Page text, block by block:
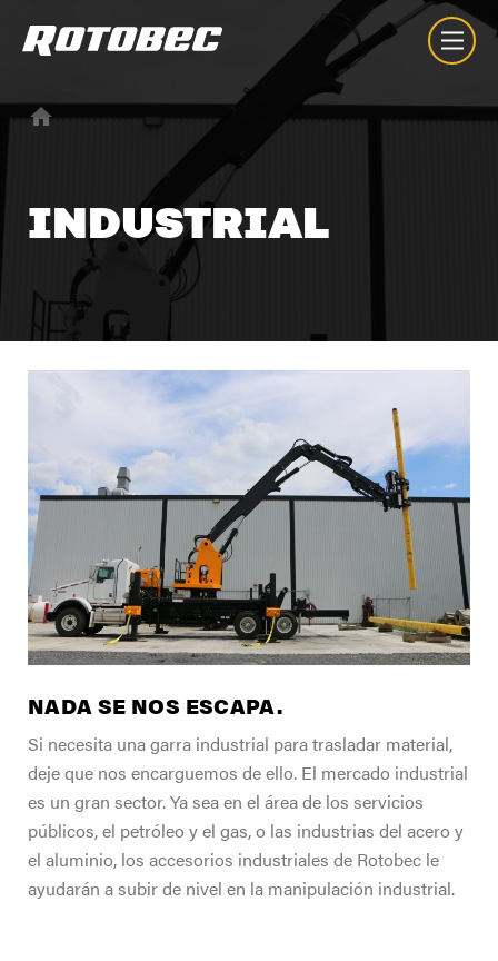
FIND A DEALER
About
Blog
Careers
Support
Contact Us
Merch Store
INDUSTRIAL
NADA SE NOS ESCAPA.
Si necesita una garra industrial para trasladar material,
deje que nos encarguemos de ello. El mercado industrial
es un gran sector. Ya sea en el área de los servicios
públicos, el petróleo y el gas, o las industrias del acero y
el aluminio, los accesorios industriales de Rotobec le
ayudarán a subir de nivel en la manipulación industrial.